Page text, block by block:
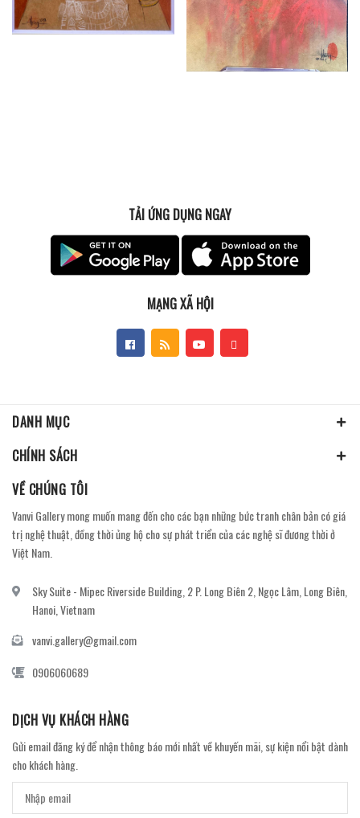
TẢI ỨNG DỤNG NGAY
MẠNG XÃ HỘI
DANH MỤC
CHÍNH SÁCH
VỀ CHÚNG TÔI
Vanvi Gallery mong muốn mang đến cho các bạn những bức tranh chân bản có giá
trị nghệ thuật, đồng thời ủng hộ cho sự phát triển của các nghệ sĩ đương thời ở
Việt Nam.
Sky Suite - Mipec Riverside Building, 2 P. Long Biên 2, Ngọc Lâm, Long Biên,
Hanoi, Vietnam
vanvi.gallery@gmail.com
0906060689
DỊCH VỤ KHÁCH HÀNG
Gửi email đăng ký để nhận thông báo mới nhất về khuyến mãi, sự kiện nổi bật dành
cho khách hàng.